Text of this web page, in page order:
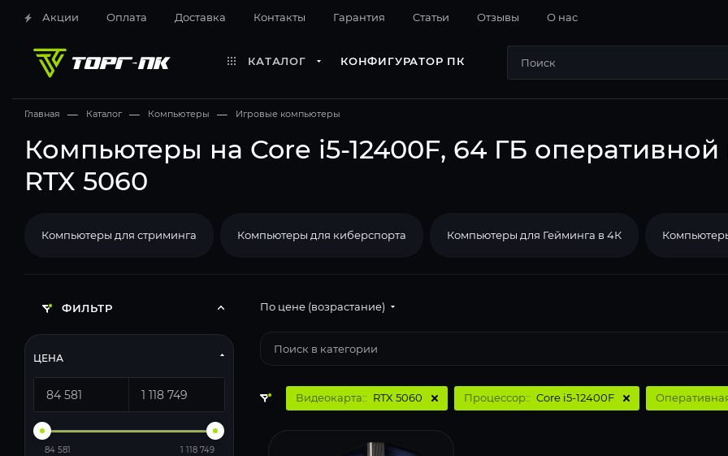
Акции Оплата Доставка Контакты Гарантия Cтатьи Отзывы О нас
КАТАЛОГ КОНФИГУРАТОР ПК
Главная — Каталог — Компьютеры — Игровые компьютеры
Компьютеры на Core i5-12400F, 64 ГБ
RTX 5060
Компьютеры для стриминга Компьютеры для киберспорта Компьютеры для Гейминга в 4К
По цене (возрастание)
Видеокарта:: RTX 5060 Процессор:: Core i5-12400F
ФИЛЬТР
ЦЕНА
84 581 1 118 749